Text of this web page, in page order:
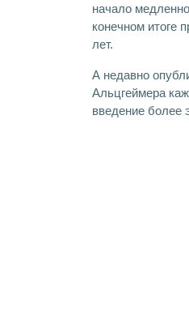
начало
конечном итоге
лет.
А недавно
Альцгеймера
введение более